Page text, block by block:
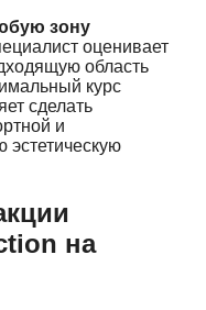
зону
оценивает
область
курс
сделать
и
эстетическую
на